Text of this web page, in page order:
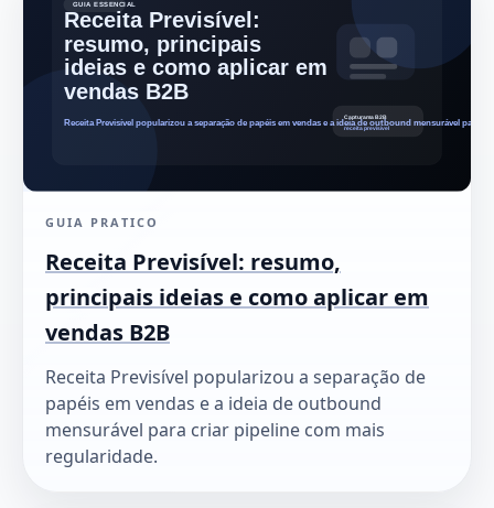
GUIA PRATICO
Receita Previsível: resumo,
principais ideias e como aplicar em
vendas B2B
Receita Previsível popularizou a separação de
papéis em vendas e a ideia de outbound
mensurável para criar pipeline com mais
regularidade.